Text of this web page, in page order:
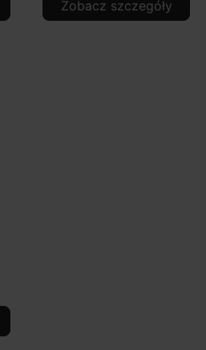
Zobacz szczegóły